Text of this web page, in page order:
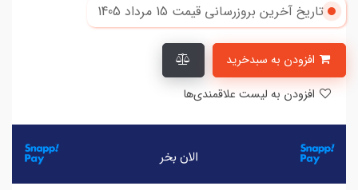
تاریخ آخرین بروزرسانی قیمت 15 مرداد 1405